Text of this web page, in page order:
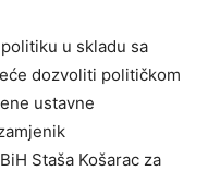
u skladu sa
dozvoliti političkom
ustavne
Staša Košarac za